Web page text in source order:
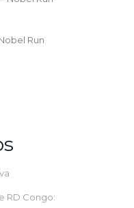
Run
RD Congo: